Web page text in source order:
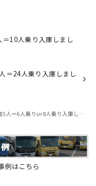
10人乗り入庫しまし
＝24人乗り入庫しまし
6人乗りor8人乗り入庫しました。
例はこちら